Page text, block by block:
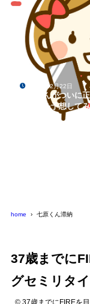
2020年12月22日
七原くんがついに
の給料を予想して
home 七原くん滞納
37歳までに
グセミリタ